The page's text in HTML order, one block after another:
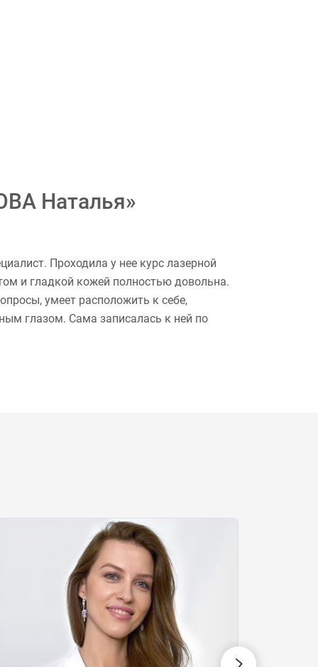
Наталья»
Проходила у нее курс лазерной
и гладкой кожей полностью довольна.
умеет расположить к себе,
глазом. Сама записалась к ней по